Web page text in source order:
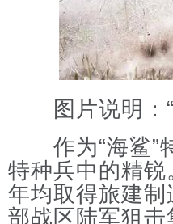
图片说明：“
作为“海鲨”特
特种兵中的精锐
年均取得旅建
部战区陆军狙